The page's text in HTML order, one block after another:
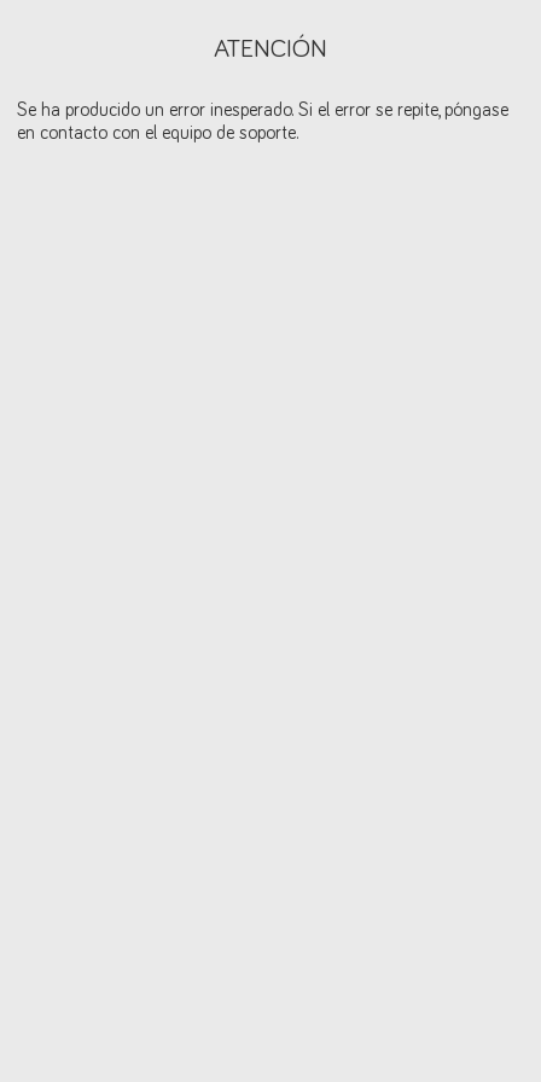
ATENCIÓN
Se ha producido un error inesperado. Si el error se repite, póngase
en contacto con el equipo de soporte.